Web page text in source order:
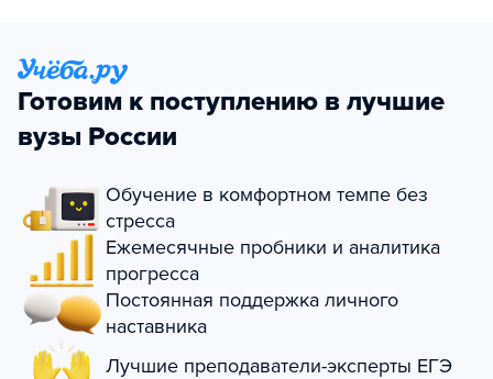
Готовим к поступлению в лучшие
вузы России
Обучение в комфортном темпе без
стресса
Ежемесячные пробники и аналитика
прогресса
Постоянная поддержка личного
наставника
Лучшие преподаватели-эксперты ЕГЭ